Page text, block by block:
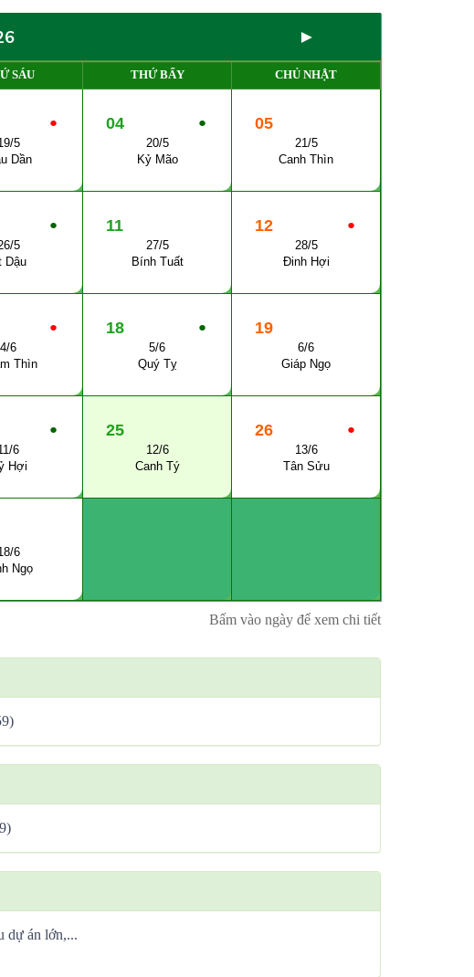
►
SÁU THỨ BẨY CHỦ NHẬT
●
5
Dần
●
04
20/5
Kỷ Mão
05
21/5
Canh Thìn
●
5
Dậu
11
27/5
Bính Tuất
●
12
28/5
Đinh Hợi
●
4/6
Thìn
●
18
5/6
Quý Tỵ
19
6/6
Giáp Ngọ
●
6
Hợi
25
12/6
Canh Tý
●
26
13/6
Tân Sửu
6
Ngọ
Bấm vào ngày để xem chi tiết
dự án lớn,...